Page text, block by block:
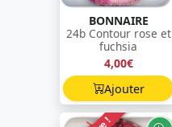
BONNAIRE
24b Contour rose et
fuchsia
4,00€
Ajouter